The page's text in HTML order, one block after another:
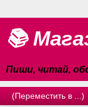
📚
Пиши, читай,